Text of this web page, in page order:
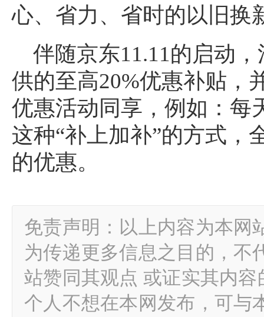
心、省力、省时的以旧换
伴随京东11.11的启动
供的至高20%优惠补贴，
优惠活动同享，例如：每
这种“补上加补”的方式，
的优惠。
免责声明：以上内容为本网
为传递更多信息之目的，不
站赞同其观点 或证实其内
个人不想在本网发布，可与